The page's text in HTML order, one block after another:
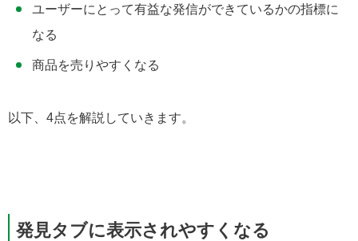
ユーザーにとって有益な発信ができているかの指標に
なる
商品を売りやすくなる
以下、4点を解説していきます。
発見タブに表示されやすくなる